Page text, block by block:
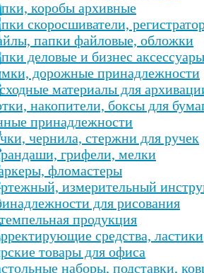
коробы архивные
скоросшиватели,
папки файловые, обложки
деловые и бизнес аксессуары
дорожные принадлежности
материалы для
накопители, боксы для
принадлежности
чернила, стержни для ручек
грифели, мелки
фломастеры
измерительный
для рисования
продукция
средства, ластики
товары для офиса
наборы, подставки,